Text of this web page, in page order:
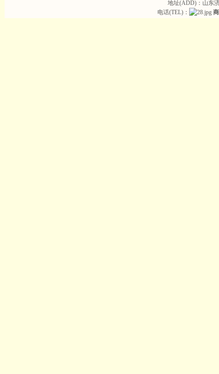
地址(ADD)：山东
电话(TEL)：